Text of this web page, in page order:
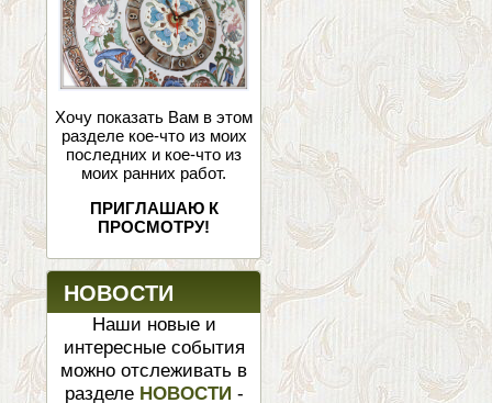
Хочу показать Вам в этом
разделе кое-что из моих
последних и кое-что из
моих ранних работ.
ПРИГЛАШАЮ К
ПРОСМОТРУ!
НОВОСТИ
Наши новые и
интересные события
можно отслеживать в
разделе НОВОСТИ -